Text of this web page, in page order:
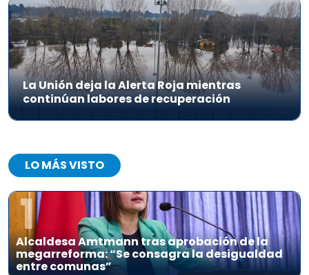
La Unión deja la Alerta Roja mientras
continúan labores de recuperación
LO MÁS VISTO
1
Alcaldesa Amtmann tras aprobación de la
megarreforma: “Se consagra la desigualdad
entre comunas”